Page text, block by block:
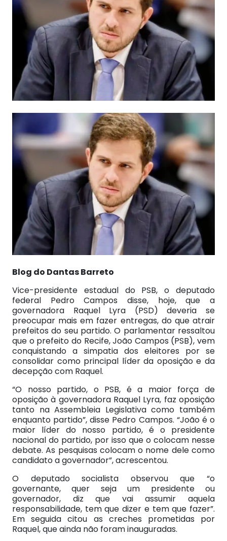
Blog do Dantas Barreto
Vice-presidente estadual do PSB, o deputado
federal Pedro Campos disse, hoje, que a
governadora Raquel Lyra (PSD) deveria se
preocupar mais em fazer entregas, do que atrair
prefeitos do seu partido. O parlamentar ressaltou
que o prefeito do Recife, João Campos (PSB), vem
conquistando a simpatia dos eleitores por se
consolidar como principal líder da oposição e da
decepção com Raquel.
“O nosso partido, o PSB, é a maior força de
oposição à governadora Raquel Lyra, faz oposição
tanto na Assembleia Legislativa como também
enquanto partido”, disse Pedro Campos. “João é o
maior líder do nosso partido, é o presidente
nacional do partido, por isso que o colocam nesse
debate. As pesquisas colocam o nome dele como
candidato a governador”, acrescentou.
O deputado socialista observou que “o
governante, quer seja um presidente ou
governador, diz que vai assumir aquela
responsabilidade, tem que dizer e tem que fazer”.
Em seguida citou as creches prometidas por
Raquel, que ainda não foram inauguradas.